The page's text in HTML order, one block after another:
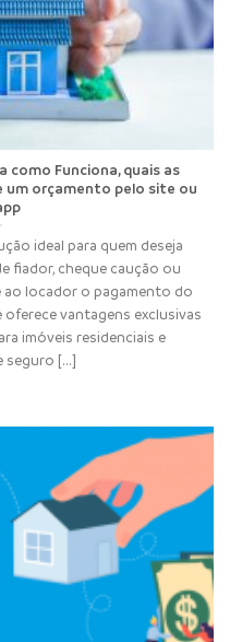
como Funciona, quais as
um orçamento pelo site ou
ideal para quem deseja
fiador, cheque caução ou
ao locador o pagamento do
oferece vantagens exclusivas
imóveis residenciais e
seguro [...]